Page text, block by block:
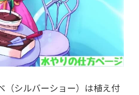
（シルバーショー）は植え付